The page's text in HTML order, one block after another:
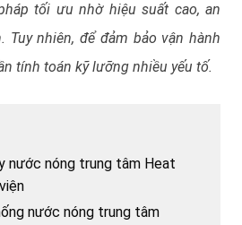
tối ưu nhờ hiệu suất cao, an
Tuy nhiên, để đảm bảo vận hành
tính toán kỹ lưỡng nhiều yếu tố.
nước nóng trung tâm Heat
nước nóng trung tâm